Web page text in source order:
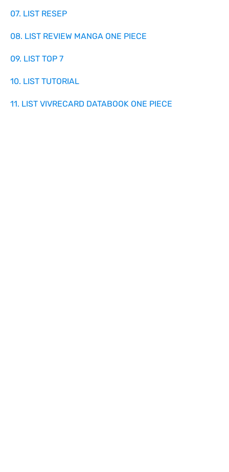
07. LIST RESEP
08. LIST REVIEW MANGA ONE PIECE
09. LIST TOP 7
10. LIST TUTORIAL
11. LIST VIVRECARD DATABOOK ONE PIECE